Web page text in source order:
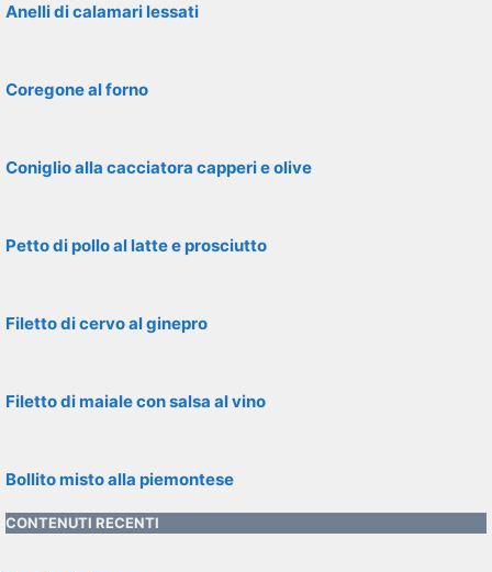
Anelli di calamari lessati
Coregone al forno
Coniglio alla cacciatora capperi e olive
Petto di pollo al latte e prosciutto
Filetto di cervo al ginepro
Filetto di maiale con salsa al vino
Bollito misto alla piemontese
CONTENUTI RECENTI